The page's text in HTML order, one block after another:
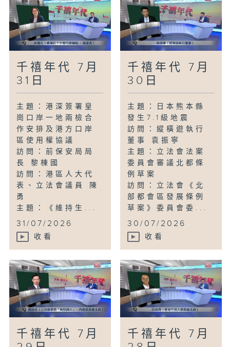
千禧年代 7月
31日
主題：港深簽署皇
崗口岸一地兩檢合
作安排及港方口岸
區使用權協議
訪問：前保安局局
長 黎棟國
訪問：港區人大代
表、立法會議員 陳
勇
主題：《維持生...
31/07/2026
收看
千禧年代 7月
30日
主題：日本熊本縣
發生7.1級地震
訪問：縱橫遊執行
董事 袁振寧
主題：立法會法案
委員會審議北都條
例草案
訪問：立法會《北
部都會區發展條例
草案》委員會委...
30/07/2026
收看
千禧年代 7月
千禧年代 7月